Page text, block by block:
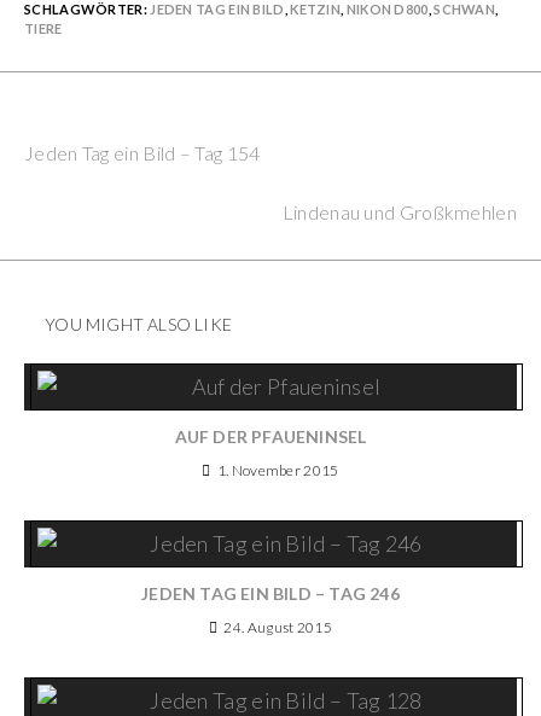
SCHLAGWÖRTER: JEDEN TAG EIN BILD ,KETZIN NIKON D800 ,SCHWAN
TIERE
Reading
Jeden Tag ein Bild – Tag 154
Lindenau und Großkmehlen
YOU MIGHT ALSO LIKE
AUF DER PFAUENINSEL
1. November 2015
JEDEN TAG EIN BILD – TAG 246
24. August 2015